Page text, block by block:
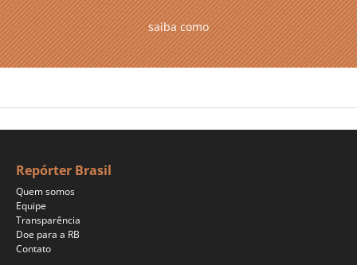
saiba como
Repórter Brasil
Quem somos
Equipe
Transparência
Doe para a RB
Contato